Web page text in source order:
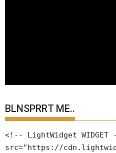
BLNSPRRT ME..
<!-- LightWidget
src="https://